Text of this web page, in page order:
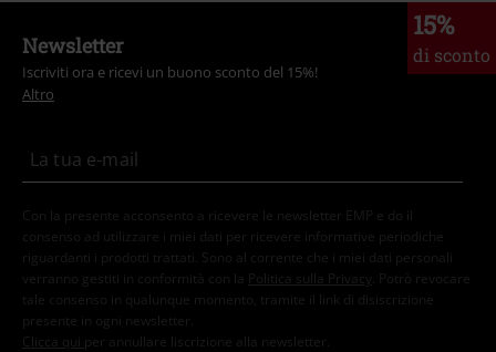
15%
di sconto
Newsletter
Iscriviti ora e ricevi un buono sconto del 15%!
Altro
Con la presente acconsento a ricevere le newsletter EMP e do il
consenso ad utilizzare i miei dati per ricevere informative periodiche
riguardanti i prodotti trattati. Sono al corrente che i miei dati personali
verranno gestiti in conformità con la
Politica sulla Privacy
. Potrò revocare
tale consenso in qualunque momento, tramite il link di disiscrizione
presente in ogni newsletter.
Clicca qui per annullare liscrizione alla newsletter.